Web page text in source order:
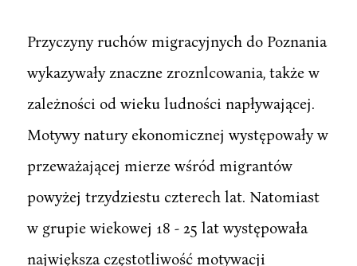
Przyczyny ruchów migracyjnych do Poznania
wykazywały znaczne zroznlcowania, także w
zależności od wieku ludności napływającej.
Motywy natury ekonomicznej występowały w
przeważającej mierze wśród migrantów
powyżej trzydziestu czterech lat. Natomiast
w grupie wiekowej 18 - 25 lat występowała
największa częstotliwość motywacji